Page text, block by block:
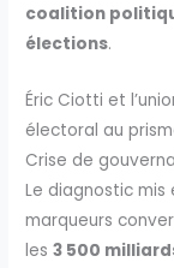
coalition
élections.
Éric Ciotti et
électoral au
Crise de
Le diagnostic
marqueurs
les3 500